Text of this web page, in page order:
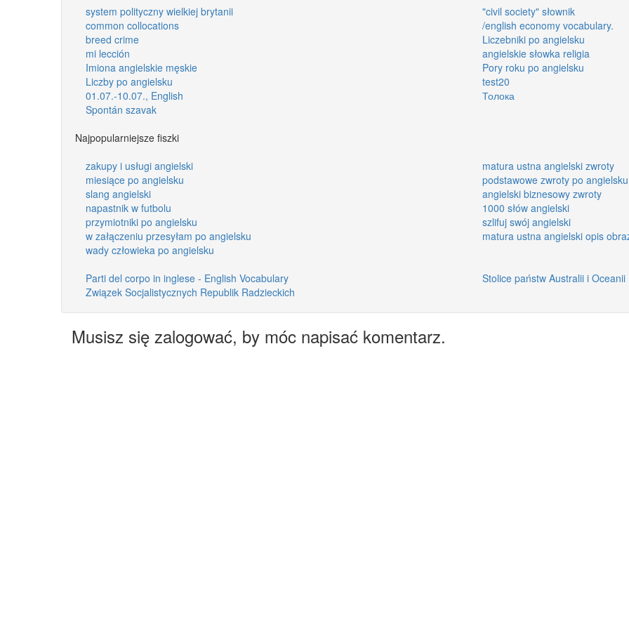
system polityczny wielkiej brytanii
"civil society" słownik
common collocations
/english economy vocabulary.
breed crime
Liczebniki po angielsku
mi lección
angielskie słowka religia
Imiona angielskie męskie
Pory roku po angielsku
Liczby po angielsku
test20
01.07.-10.07., English
Толока
Spontán szavak
Najpopularniejsze fiszki
zakupy i usługi angielski
matura ustna angielski zwroty
miesiące po angielsku
podstawowe zwroty po angielsku
slang angielski
angielski biznesowy zwroty
napastnik w futbolu
1000 słów angielski
przymiotniki po angielsku
szlifuj swój angielski
w załączeniu przesyłam po angielsku
matura ustna angielski opis
wady człowieka po angielsku
Parti del corpo in inglese - English Vocabulary
Stolice państw Australii i Oceanii
Związek Socjalistycznych Republik Radzieckich
Musisz się zalogować, by móc napisać komentarz.